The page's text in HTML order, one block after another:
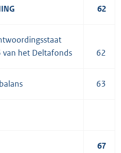
62
van het Deltafonds
62
63
67